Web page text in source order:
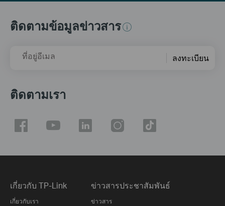
ติดตามข้อมูลข่าวสาร
ที่อยู่อีเมล ลงทะเบียน
ติดตามเรา
เกี่ยวกับ TP-Link
เกี่ยวกับเรา
ข่าวสารประชาสัมพันธ์
ข่าวสาร